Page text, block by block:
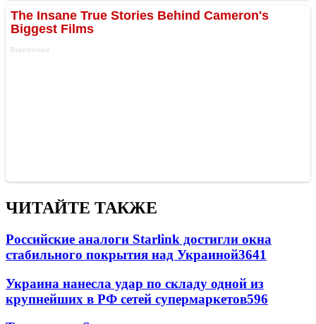
ЧИТАЙТЕ ТАКЖЕ
Российские аналоги Starlink достигли окна
стабильного покрытия над Украиной3641
Украина нанесла удар по складу одной из
крупнейших в РФ сетей супермаркетов596